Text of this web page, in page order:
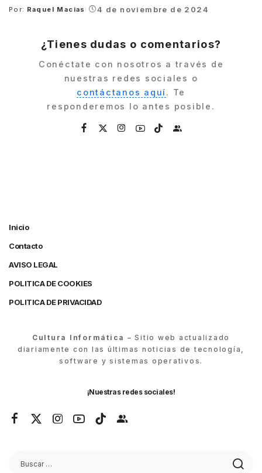
Posted
Por: Raquel Macias 4 de noviembre de 2024
¿Tienes dudas o comentarios?
Conéctate con nosotros a través de
nuestras redes sociales o
contáctanos aquí. Te
responderemos lo antes posible.
Inicio
Contacto
AVISO LEGAL
POLITICA DE COOKIES
POLITICA DE PRIVACIDAD
Cultura Informática – Sitio web actualizado
diariamente con las últimas noticias de tecnología,
software y sistemas operativos.
¡Nuestras redes sociales!